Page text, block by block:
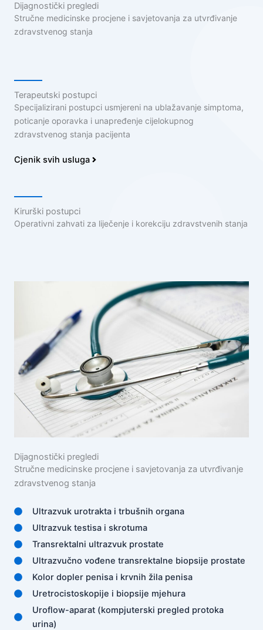
Dijagnostički pregledi
Stručne medicinske procjene i savjetovanja za utvrđivanje
zdravstvenog stanja
Terapeutski postupci
Specijalizirani postupci usmjereni na ublažavanje simptoma,
poticanje oporavka i unapređenje cijelokupnog
zdravstvenog stanja pacijenta
Cjenik svih usluga
Kirurški postupci
Operativni zahvati za liječenje i korekciju zdravstvenih stanja
Dijagnostički pregledi
Stručne medicinske procjene i savjetovanja za utvrđivanje
zdravstvenog stanja
Ultrazvuk urotrakta i trbušnih organa
Ultrazvuk testisa i skrotuma
Transrektalni ultrazvuk prostate
Ultrazvučno vođene transrektalne biopsije prostate
Kolor dopler penisa i krvnih žila penisa
Uretrocistoskopije i biopsije mjehura
Uroflow-aparat (kompjuterski pregled protoka
urina)